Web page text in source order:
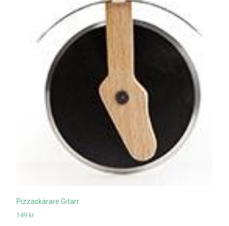
Pizzaskärare Gitarr
149 kr